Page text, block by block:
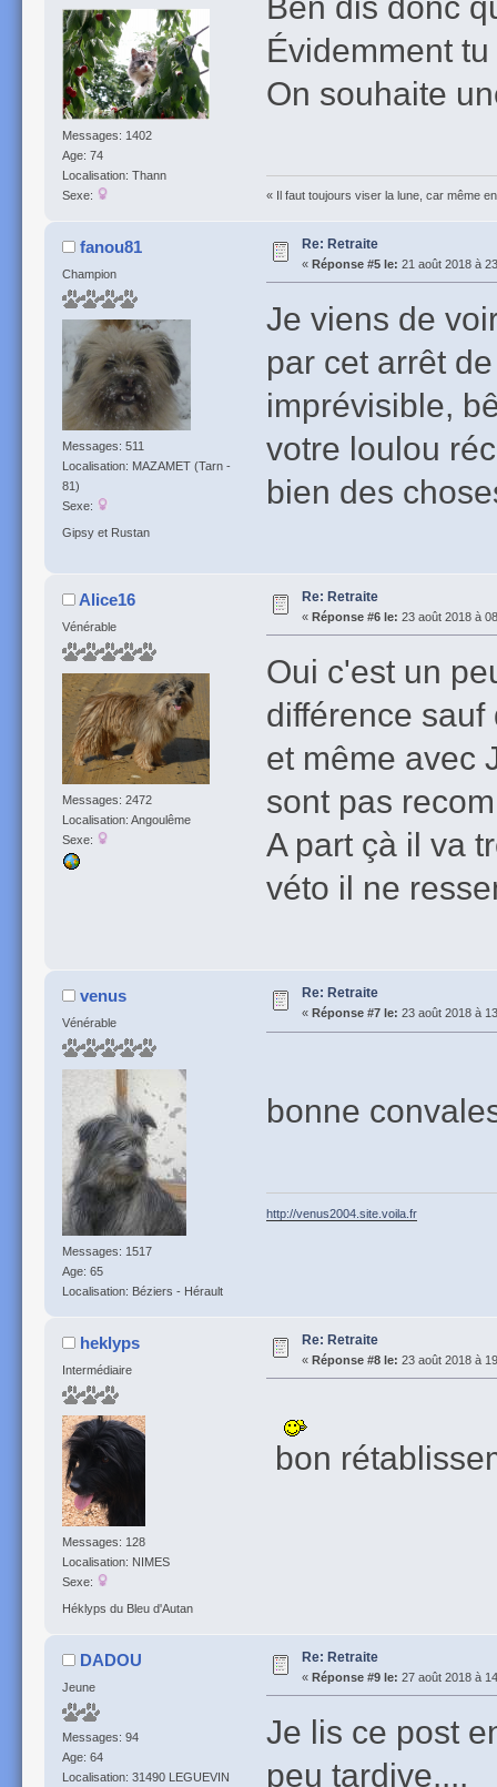
Messages: 1402
Age: 74
Localisation: Thann
Sexe:
Évidemment
On souhaite
« Il faut toujours viser la lune, car même
fanou81
Champion
Messages: 511
Localisation: MAZAMET (Tarn -
81)
Sexe:
Gipsy et Rustan
Re: Retraite
« Réponse #5 le: 21 août 2018 à
Je viens de
par cet arrêt
imprévisible,
votre loulou
bien des
Alice16
Vénérable
Messages: 2472
Localisation: Angoulême
Sexe:
Re: Retraite
« Réponse #6 le: 23 août 2018 à
Oui c'est un
différence
et même avec
sont pas
A part çà il va
véto il ne
venus
Vénérable
Messages: 1517
Age: 65
Localisation: Béziers - Hérault
Re: Retraite
« Réponse #7 le: 23 août 2018 à
bonne
http://venus2004.site.voila.fr
heklyps
Intermédiaire
Messages: 128
Localisation: NIMES
Sexe:
Héklyps du Bleu d'Autan
Re: Retraite
« Réponse #8 le: 23 août 2018 à
bon
DADOU
Jeune
Messages: 94
Age: 64
Localisation: 31490 LEGUEVIN
Re: Retraite
« Réponse #9 le: 27 août 2018 à
Je lis ce post
peu tardive....